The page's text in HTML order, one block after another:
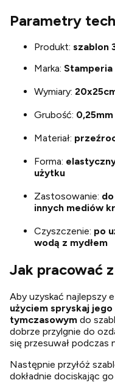
Parametry
Produkt: szablon
Marka: Stamperia
Wymiary:
Grubość: 0,25mm
Materiał:
Forma:
użytku
Zastosowanie:
innych mediów
Czyszczenie: po
wodą z mydłem
Jak pracować
Aby uzyskać najlepszy
użyciem spryskaj
tymczasowym do
dobrze przylgnie do
się przesuwał podczas
Następnie przyłóż
dokładnie dociskając